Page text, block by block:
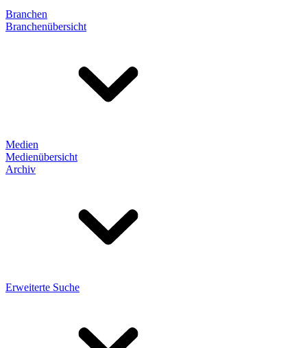
Branchen
Branchenübersicht
Medien
Medienübersicht
Archiv
Erweiterte Suche